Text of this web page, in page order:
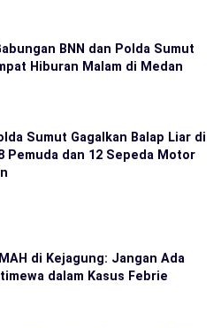
BNN dan Polda Sumut
Hiburan Malam di Medan
Sumut Gagalkan Balap Liar di
Pemuda dan 12 Sepeda Motor
di Kejagung: Jangan Ada
dalam Kasus Febrie